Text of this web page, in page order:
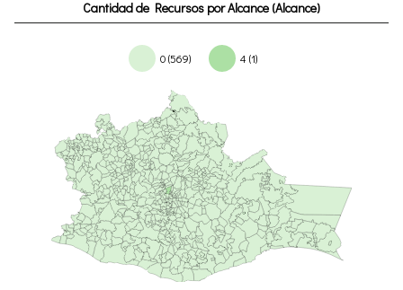
Cantidad de Recursos por Alcance (Alcance)
0 (569) 4 (1)